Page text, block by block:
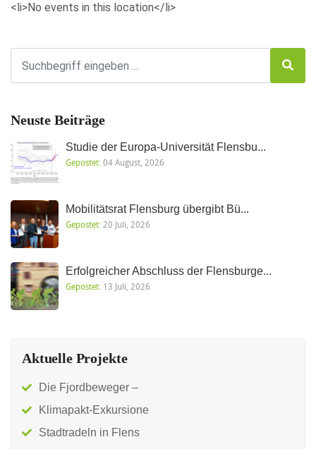
<li>No events in this location</li>
Neuste Beiträge
Studie der Europa-Universität Flensbu...
Gepostet:04 August, 2026
Mobilitätsrat Flensburg übergibt Bü...
Gepostet: 20 Juli, 2026
Erfolgreicher Abschluss der Flensburge...
Gepostet: 13 Juli, 2026
Aktuelle Projekte
Die Fjordbeweger –
Klimapakt-Exkursione
Stadtradeln in Flens